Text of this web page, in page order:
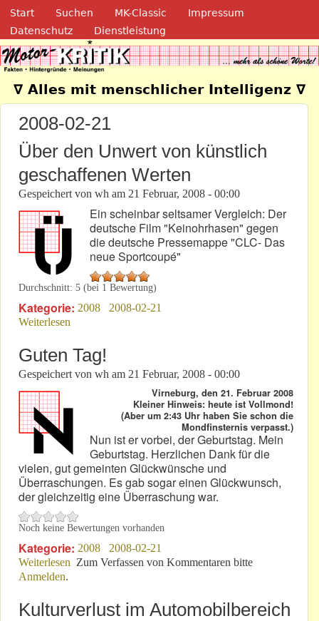
Direkt zum Inhalt
Navigation
Start Suchen MK-Classic
Impressum
Datenschutz
Dienstleistung
Motor-Kritik.de
∇ Alles mit menschlicher Intelligenz ∇
2008-02-21
Über den Unwert von künstlich
geschaffenen Werten
Gespeichert von wh am 21 Februar, 2008 - 00:00
Ein scheinbar seltsamer Vergleich: Der
deutsche Film "Keinohrhasen" gegen
die deutsche Pressemappe "CLC- Das
neue Sportcoupé"
Durchschnitt: 5 (bei 1 Bewertung)
Kategorie: 2008
2008-02-21
Weiterlesen
Guten Tag!
Gespeichert von wh am 21 Februar, 2008 - 00:00
Virneburg, den 21. Februar 2008
Kleiner Hinweis: heute ist Vollmond!
(Aber um 2:43 Uhr haben Sie schon die
Mondfinsternis verpasst.)
Nun ist er vorbei, der Geburtstag. Mein
Geburtstag. Herzlichen Dank für die
vielen, gut gemeinten Glückwünsche und
Überraschungen. Es gab sogar einen Glückwunsch,
der gleichzeitig eine Überraschung war.
Noch keine Bewertungen vorhanden
Kategorie: 2008
2008-02-21
Weiterlesen über Guten Tag!
Zum Verfassen von Kommentaren bitte
Anmelden.
Kulturverlust im Automobilbereich